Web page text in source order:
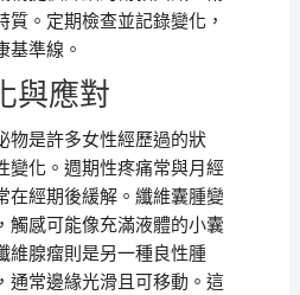
。定期檢查並記錄變化，
基準線。
與應對
物是許多女性經歷過的狀
變化。週期性疼痛常與月經
在經期後緩解。纖維囊腫變
觸感可能像充滿液體的小囊
維腺瘤則是另一種良性腫
通常邊緣光滑且可移動。這